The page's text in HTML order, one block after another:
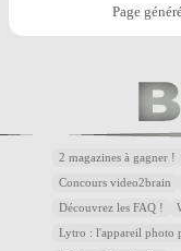
Page
2 magazines à gagner !
Concours video2brain
Découvrez les FAQ !
Lytro : l'appareil photo